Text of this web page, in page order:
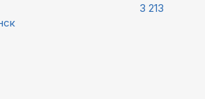
3 213